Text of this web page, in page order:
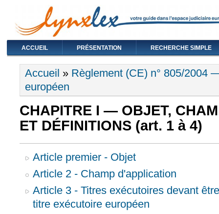
ACCUEIL PRÉSENTATION RECHERCHE SIMPLE
Vous êtes ici
Accueil » Règlement (CE) n° 805/2004
européen
CHAPITRE I — OBJET,
ET DÉFINITIONS (art. 1 à 4)
Article premier - Objet
Article 2 - Champ d'application
Article 3 - Titres exécutoires devant
titre exécutoire européen